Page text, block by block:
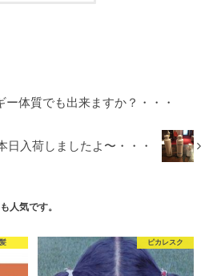
ー体質でも出来ますか？・・・
日入荷しましたよ〜・・・
人気です。
ピカレスク